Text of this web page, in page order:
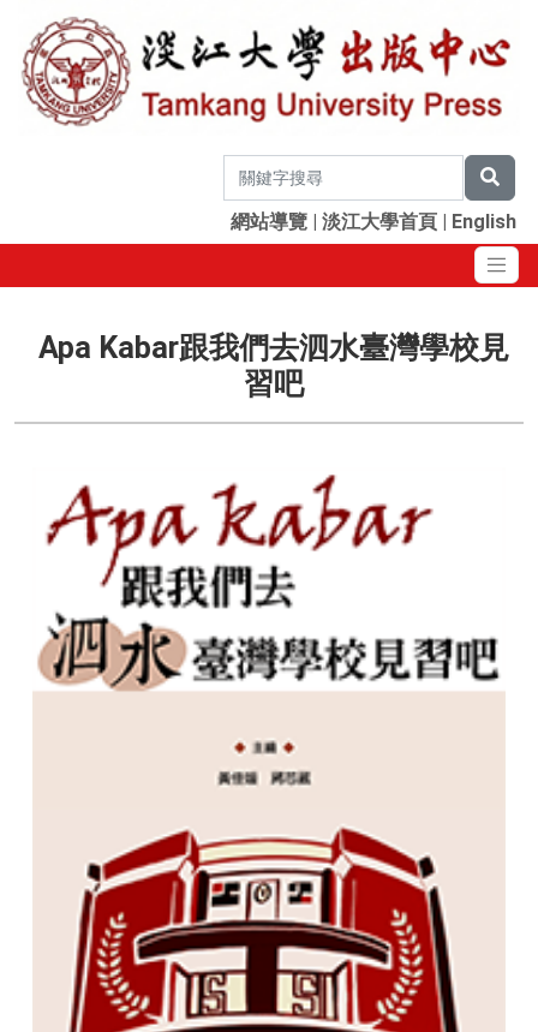
網站導覽 | 淡江大學首頁 | English
Apa Kabar跟我們去泗水臺灣學校見
習吧